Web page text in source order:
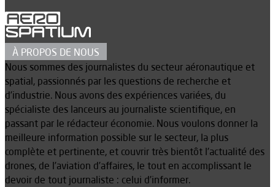
À PROPOS DE NOUS
Nous sommes des journalistes du secteur aéronautique et
spatial, passionnés par les questions de recherche et
d’industrie. Nous avons des expériences variées, du
spécialiste des lanceurs au journaliste scientifique, en
passant par le rédacteur économie. Nous voulons donner la
meilleure information possible sur le secteur, la plus
complète et pertinente, et couvrir très bientôt l’actualité des
drones, de l’aviation d’affaires, le tout en accomplissant le
devoir de tout journaliste : celui d’informer.